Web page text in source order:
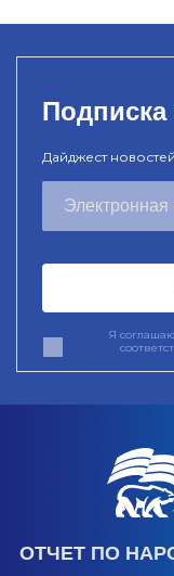
Подписка
Дайджест
Я
ОТЧЕТ ПО